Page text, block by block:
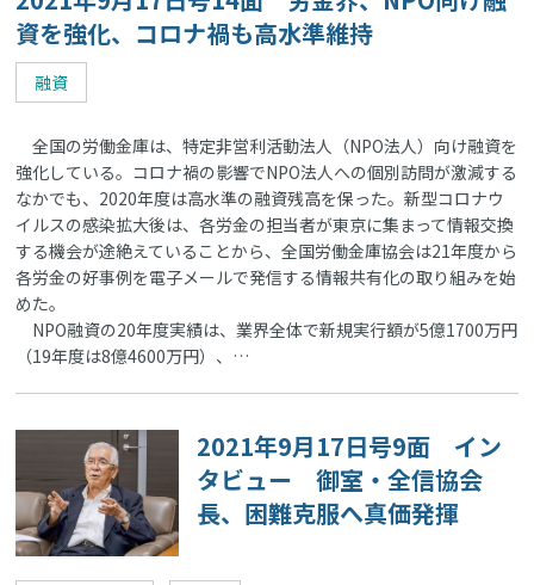
資を強化、コロナ禍も高水準維持
融資
全国の労働金庫は、特定非営利活動法人（NPO法人）向け融資を
強化している。コロナ禍の影響でNPO法人への個別訪問が激減する
なかでも、2020年度は高水準の融資残高を保った。新型コロナウ
イルスの感染拡大後は、各労金の担当者が東京に集まって情報交換
する機会が途絶えていることから、全国労働金庫協会は21年度から
各労金の好事例を電子メールで発信する情報共有化の取り組みを始
めた。
NPO融資の20年度実績は、業界全体で新規実行額が5億1700万円
（19年度は8億4600万円）、…
2021年9月17日号9面 イン
タビュー 御室・全信協会
長、困難克服へ真価発揮